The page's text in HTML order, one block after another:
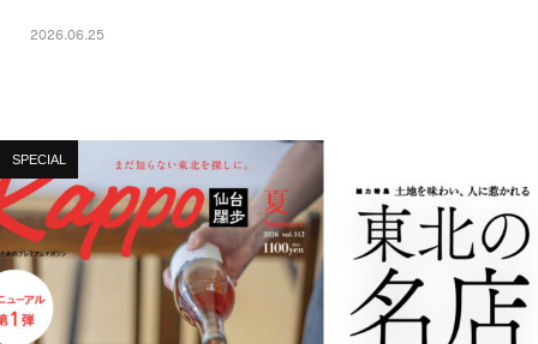
2026.06.25
SPECIAL